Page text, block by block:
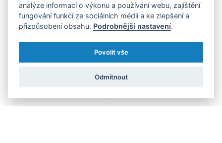
analýze informací o výkonu a používání webu, zajištění
fungování funkcí ze sociálních médií a ke zlepšení a
přizpůsobení obsahu. Podrobnější nastavení.
Povolit vše
Odmítnout